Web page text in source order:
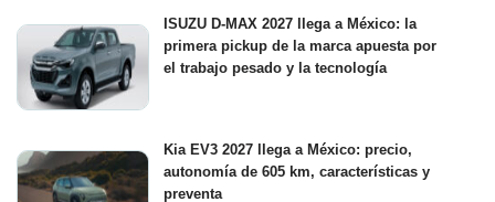
ISUZU D-MAX 2027 llega a México: la
primera pickup de la marca apuesta por
el trabajo pesado y la tecnología
Kia EV3 2027 llega a México: precio,
autonomía de 605 km, características y
preventa